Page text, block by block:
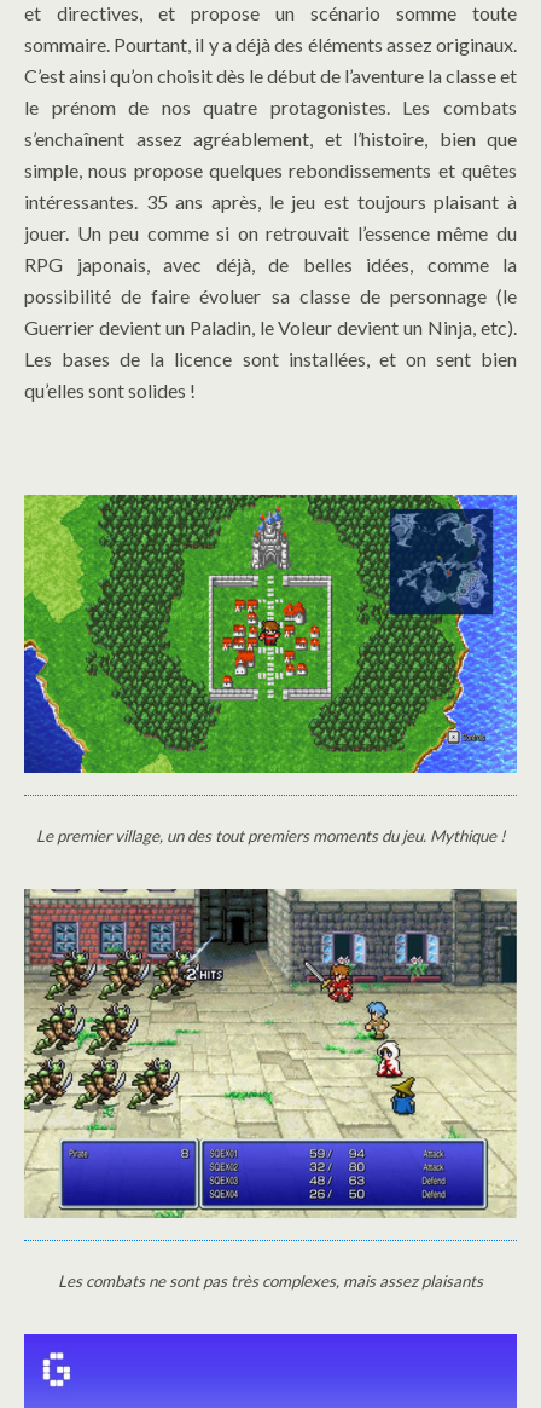
et directives, et propose un scénario somme toute
sommaire. Pourtant, il y a déjà des éléments assez originaux.
C’est ainsi qu’on choisit dès le début de l’aventure la classe et
le prénom de nos quatre protagonistes. Les combats
s’enchaînent assez agréablement, et l’histoire, bien que
simple, nous propose quelques rebondissements et quêtes
intéressantes. 35 ans après, le jeu est toujours plaisant à
jouer. Un peu comme si on retrouvait l’essence même du
RPG japonais, avec déjà, de belles idées, comme la
possibilité de faire évoluer sa classe de personnage (le
Guerrier devient un Paladin, le Voleur devient un Ninja, etc).
Les bases de la licence sont installées, et on sent bien
qu’elles sont solides !
Le premier village, un des tout premiers moments du jeu. Mythique !
Les combats ne sont pas très complexes, mais assez plaisants